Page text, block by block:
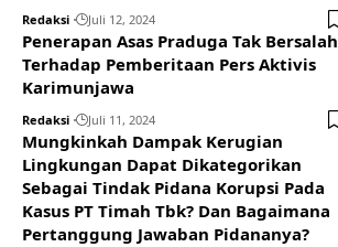
Redaksi Juli 12, 2024
Penerapan Asas Praduga Tak Bersalah
Terhadap Pemberitaan Pers Aktivis
Karimunjawa
Redaksi Juli 11, 2024
Mungkinkah Dampak Kerugian
Lingkungan Dapat Dikategorikan
Sebagai Tindak Pidana Korupsi Pada
Kasus PT Timah Tbk? Dan Bagaimana
Pertanggung Jawaban Pidananya?